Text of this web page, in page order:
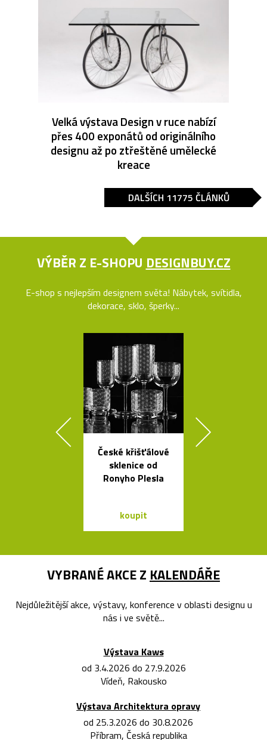
Velká výstava Design v ruce nabízí
přes 400 exponátů od originálního
designu až po ztřeštěné umělecké
kreace
DALŠÍCH 11775 ČLÁNKŮ
VÝBĚR Z E-SHOPU DESIGNBUY.CZ
E-shop s nejlepším designem světa! Nábytek, svítidla,
dekorace, sklo, šperky...
České křišťálové
sklenice od
Ronyho Plesla
koupit
VYBRANÉ AKCE Z KALENDÁŘE
Nejdůležitější akce, výstavy, konference v oblasti designu u
nás i ve světě...
Výstava Kaws
od 3.4.2026 do 27.9.2026
Vídeň, Rakousko
Výstava Architektura opravy
od 25.3.2026 do 30.8.2026
Příbram, Česká republika